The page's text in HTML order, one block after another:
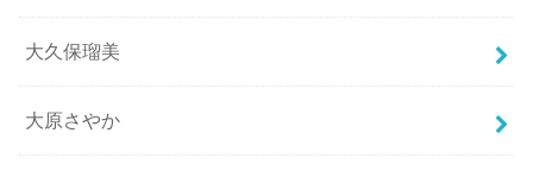
大久保瑠美
大原さやか